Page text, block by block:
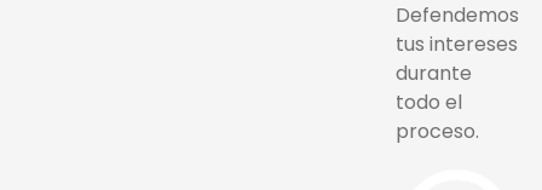
Defendemos
tus intereses
durante
todo el
proceso.